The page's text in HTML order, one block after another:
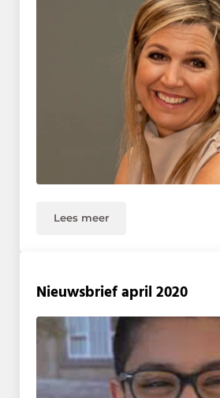
Lees meerBezoek koningin Máxima
Nieuwsbrief april 2020